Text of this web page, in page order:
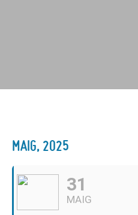
MAIG, 2025
31
MAIG